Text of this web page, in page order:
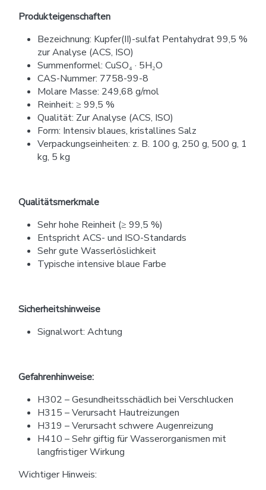
Produkteigenschaften
Bezeichnung: Kupfer(II)-sulfat Pentahydrat 99,5 %
zur Analyse (ACS, ISO)
Summenformel: CuSO₄ · 5H₂O
CAS-Nummer: 7758-99-8
Molare Masse: 249,68 g/mol
Reinheit: ≥ 99,5 %
Qualität: Zur Analyse (ACS, ISO)
Form: Intensiv blaues, kristallines Salz
Verpackungseinheiten: z. B. 100 g, 250 g, 500 g, 1
kg, 5 kg
Qualitätsmerkmale
Sehr hohe Reinheit (≥ 99,5 %)
Entspricht ACS- und ISO-Standards
Sehr gute Wasserlöslichkeit
Typische intensive blaue Farbe
Sicherheitshinweise
Signalwort: Achtung
Gefahrenhinweise:
H302 – Gesundheitsschädlich bei Verschlucken
H315 – Verursacht Hautreizungen
H319 – Verursacht schwere Augenreizung
H410 – Sehr giftig für Wasserorganismen mit
langfristiger Wirkung
Wichtiger Hinweis: